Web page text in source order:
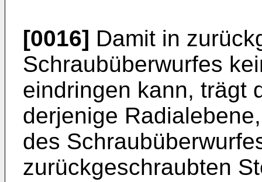
[0016] Damit in
Schraubüberwurfes
eindringen kann, trägt
derjenige
des
zurückgeschraubten